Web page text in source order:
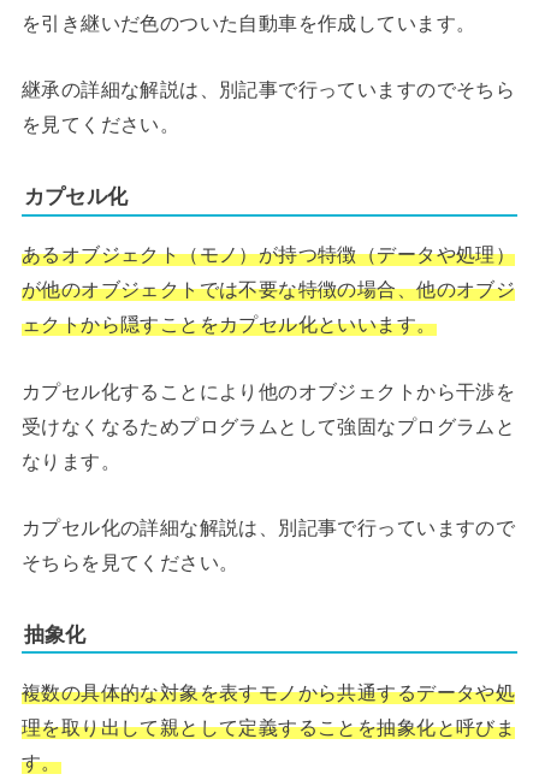
を引き継いだ色のついた自動車を作成しています。
継承の詳細な解説は、別記事で行っていますのでそちら
を見てください。
カプセル化
あるオブジェクト（モノ）が持つ特徴（データや処理）
が他のオブジェクトでは不要な特徴の場合、他のオブジ
ェクトから隠すことをカプセル化といいます。
カプセル化することにより他のオブジェクトから干渉を
受けなくなるためプログラムとして強固なプログラムと
なります。
カプセル化の詳細な解説は、別記事で行っていますので
そちらを見てください。
抽象化
複数の具体的な対象を表すモノから共通するデータや処
理を取り出して親として定義することを抽象化と呼びま
す。